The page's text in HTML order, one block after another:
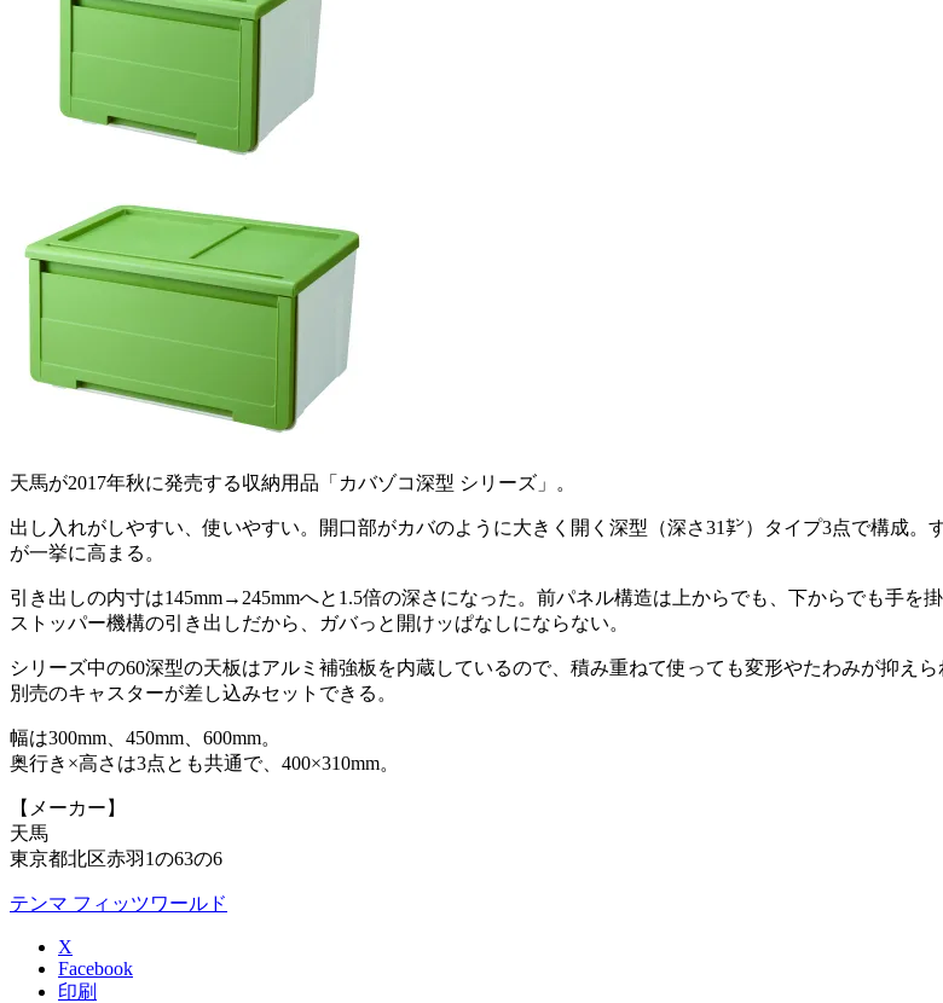
天馬が2017年秋に発売する収納用品「カバゾコ深型 シリーズ」。
出し入れがしやすい、使いやすい。開口部がカバのように大きく開く深型（深さ31㌢）タイプ3点で構成
が一挙に高まる。
引き出しの内寸は145mm→245mmへと1.5倍の深さになった。前パネル構造は上からでも、下からでも手を掛
ストッパー機構の引き出しだから、ガバっと開けッぱなしにならない。
シリーズ中の60深型の天板はアルミ補強板を内蔵しているので、積み重ねて使っても変形やたわみが抑えら
別売のキャスターが差し込みセットできる。
幅は300mm、450mm、600mm。
奥行き×高さは3点とも共通で、400×310mm。
【メーカー】
天馬
東京都北区赤羽1の63の6
テンマ フィッツワールド
X
Facebook
印刷